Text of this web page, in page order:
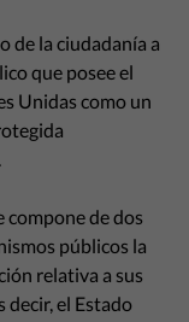
de la ciudadanía a
que posee el
Unidas como un
compone de dos
públicos la
relativa a sus
decir, el Estado